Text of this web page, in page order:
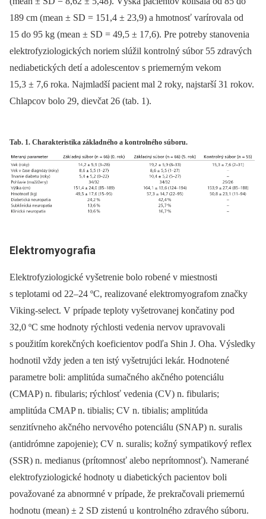
189 cm (mean ± SD = 151,4 ± 23,9) a hmotnosť varírovala od
15 do 95 kg (mean ± SD = 49,5 ± 17,6). Pre potreby stanovenia
elektrofyziologických noriem slúžil kontrolný súbor 55 zdravých
nediabetických detí a adolescentov s priemerným vekom
15,3 ± 7,6 roka. Najmladší pacient mal 2 roky, najstarší 31 rokov.
Chlapcov bolo 29, dievčat 26 (tab. 1).
Tab. 1. Charakteristika základného a kontrolného súboru.
Elektromyografia
Elektrofyziologické vyšetrenie bolo robené v miestnosti
s teplotami od 22–24 ºC, realizované elektromyografom značky
Viking‑select. V prípade teploty vyšetrovanej končatiny pod
32,0 ºC sme hodnoty rýchlosti vedenia nervov upravovali
s použitím korekčných koeficientov podľa Shin J. Oha. Výsledky
hodnotil vždy jeden a ten istý vyšetrujúci lekár. Hodnotené
parametre boli: amplitúda sumačného akčného potenciálu
(CMAP) n. fibularis; rýchlosť vedenia (CV) n. fibularis;
amplitúda CMAP n. tibialis; CV n. tibialis; amplitúda
senzitívneho akčného nervového potenciálu (SNAP) n. suralis
(antidrómne zapojenie); CV n. suralis; kožný sympatikový reflex
(SSR) n. medianus (prítomnosť alebo neprítomnosť). Namerané
elektrofyziologické hodnoty u diabetických pacientov boli
považované za abnormné v prípade, že prekračovali priemernú
hodnotu (mean) ± 2 SD zistenú u kontrolného zdravého súboru.